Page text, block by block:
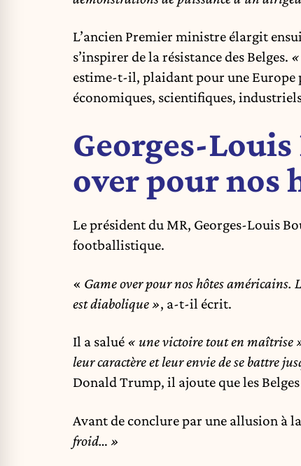
L’ancien Premier ministre élargit
s’inspirer de la résistance des Belges.
estime-t-il, plaidant pour une Europe
économiques, scientifiques,
Georges-
over pour nos
Le président du MR, Georges-Louis
footballistique.
« Game over pour nos hôtes américains.
est diabolique », a-t-il écrit.
Il a salué « une victoire tout en maîtrise
leur caractère et leur envie de se battre
Donald Trump, il ajoute que les
Avant de conclure par une allusion à
froid… »